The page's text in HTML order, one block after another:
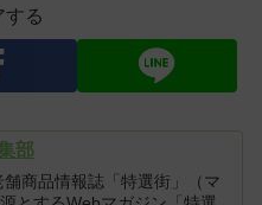
する
部
商品情報誌「特選街」（マ